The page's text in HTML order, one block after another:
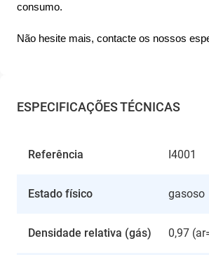
consumo.
Não hesite mais, contacte os nossos
ESPECIFICAÇÕES TÉCNICAS
Referência I4001
Estado físico gasoso
Densidade relativa (gás) 0,97